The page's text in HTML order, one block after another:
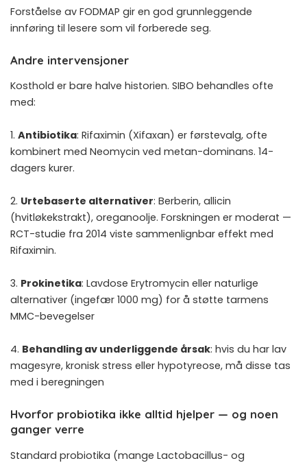
Forståelse av FODMAP gir en god grunnleggende
innføring til lesere som vil forberede seg.
Andre intervensjoner
Kosthold er bare halve historien. SIBO behandles ofte
med:
1. Antibiotika: Rifaximin (Xifaxan) er førstevalg, ofte
kombinert med Neomycin ved metan-dominans. 14-
dagers kurer.
2. Urtebaserte alternativer: Berberin, allicin
(hvitløkekstrakt), oreganoolje. Forskningen er moderat —
RCT-studie fra 2014 viste sammenlignbar effekt med
Rifaximin.
3. Prokinetika: Lavdose Erytromycin eller naturlige
alternativer (ingefær 1000 mg) for å støtte tarmens
MMC-bevegelser
4. Behandling av underliggende årsak: hvis du har lav
magesyre, kronisk stress eller hypotyreose, må disse tas
med i beregningen
Hvorfor probiotika ikke alltid hjelper — og noen
ganger verre
Standard probiotika (mange Lactobacillus- og